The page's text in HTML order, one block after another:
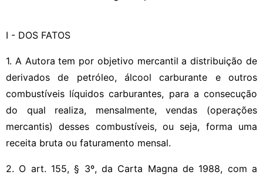
I - DOS FATOS
1. A Autora tem por objetivo mercantil a distribuição de
derivados de petróleo, álcool carburante e outros
combustíveis líquidos carburantes, para a consecução
do qual realiza, mensalmente, vendas (operações
mercantis) desses combustíveis, ou seja, forma uma
receita bruta ou faturamento mensal.
2. O art. 155, § 3º, da Carta Magna de 1988, com a